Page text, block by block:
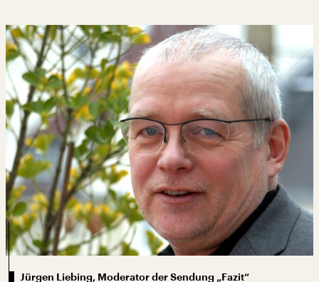
Jürgen Liebing, Moderator der Sendung „Fazit“